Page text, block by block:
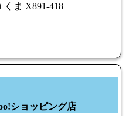
くま X891-418
ショッピング店